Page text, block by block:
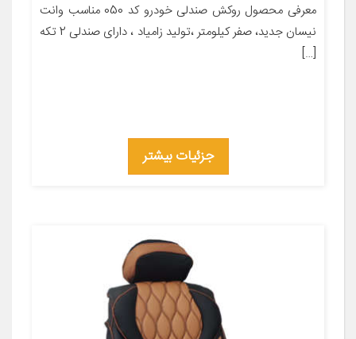
معرفی محصول روکش صندلی خودرو کد 050 مناسب وانت
نیسان جدید، صفر کیلومتر ،تولید زامیاد ، دارای صندلی 2 تکه
[…]
جزئیات بیشتر